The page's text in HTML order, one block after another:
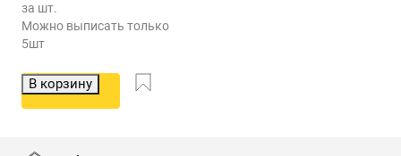
за шт.
Можно выписать только
5шт
В корзину